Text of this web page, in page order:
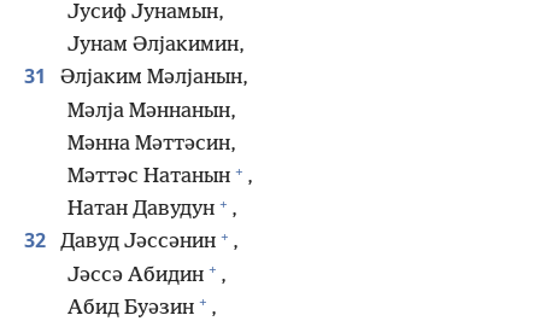
Јусиф Јунамын,
Јунам Әлјакимин,
31
Әлјаким Мәлјанын,
Мәлја Мәннанын,
Мәнна Мәттәсин,
Мәттәс Натанын + ,
Натан Давудун + ,
32 Давуд Јәссәнин + ,
Јәссә Абидин + ,
Абид Буәзин + ,